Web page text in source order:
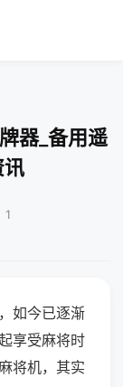
器_备用遥
1
如今已逐渐
享受麻将时
将机，其实